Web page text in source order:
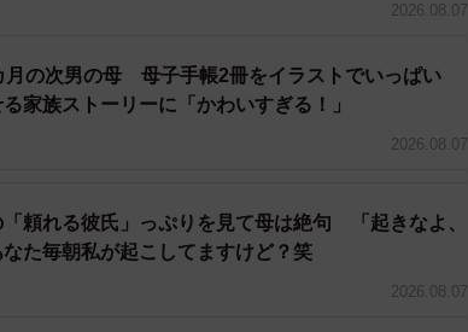
2026.08.07
月の次男の母 母子手帳2冊をイラストでいっぱい
家族ストーリーに「かわいすぎる！」
2026.08.07
「頼れる彼氏」っぷりを見て母は絶句 「起きなよ、
た毎朝私が起こしてますけど？笑
2026.08.07